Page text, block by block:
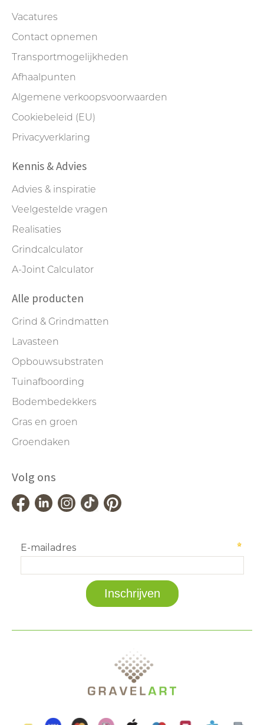
Vacatures
Contact opnemen
Transportmogelijkheden
Afhaalpunten
Algemene verkoopsvoorwaarden
Cookiebeleid (EU)
Privacyverklaring
Kennis & Advies
Advies & inspiratie
Veelgestelde vragen
Realisaties
Grindcalculator
A-Joint Calculator
Alle producten
Grind & Grindmatten
Lavasteen
Opbouwsubstraten
Tuinafboording
Bodembedekkers
Gras en groen
Groendaken
Volg ons